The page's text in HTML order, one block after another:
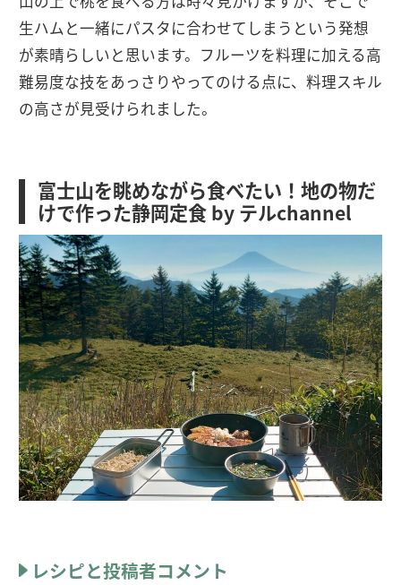
生ハムと一緒にパスタに合わせてしまうという発想
が素晴らしいと思います。フルーツを料理に加える高
難易度な技をあっさりやってのける点に、料理スキル
の高さが見受けられました。
富士山を眺めながら食べたい！地の物だ
けで作った静岡定食 by テルchannel
レシピと投稿者コメント